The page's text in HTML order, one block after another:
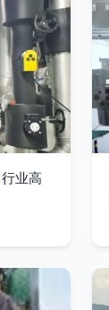
业高